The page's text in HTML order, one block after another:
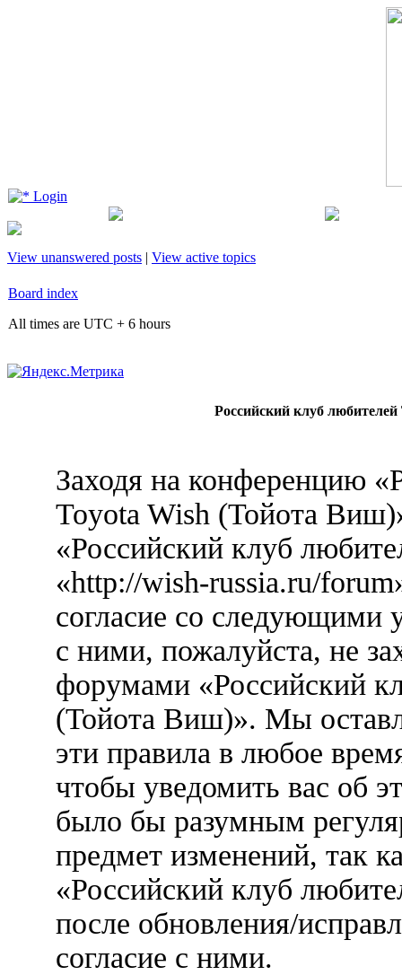
Login
View unanswered posts | View active topics
Board index
All times are UTC + 6 hours
Российский клуб
Заходя на конференцию
Toyota Wish (Тойота
«Российский клуб
«http://wish-russia.ru/
согласие со следующими
с ними, пожалуйста, не
форумами «Российский
(Тойота Виш)». Мы
эти правила в любое
чтобы уведомить вас об
было бы разумным
предмет изменений, так
«Российский клуб
после обновления/
согласие с ними.